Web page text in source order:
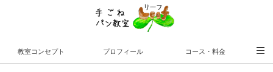
教室コンセプト プロフィール コース・料金